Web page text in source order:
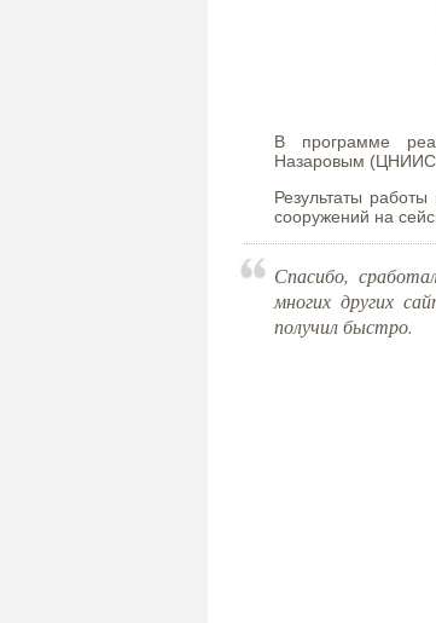
В программе
Назаровым
Результаты
сооружений на
Спасибо,
многих других
получил быстро.